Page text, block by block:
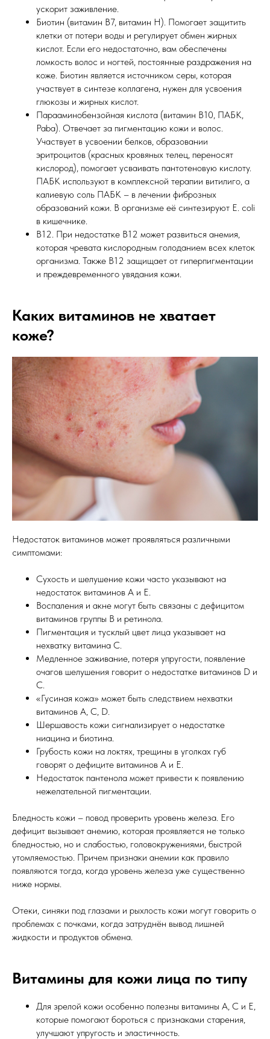
ускорит заживление.
Биотин (витамин В7, витамин Н). Помогает защитить
клетки от потери воды и регулирует обмен жирных
кислот. Если его недостаточно, вам обеспечены
ломкость волос и ногтей, постоянные раздражения на
коже. Биотин является источником серы, которая
участвует в синтезе коллагена, нужен для усвоения
глюкозы и жирных кислот.
Парааминобензойная кислота (витамин В10, ПАБК,
Paba). Отвечает за пигментацию кожи и волос.
Участвует в усвоении белков, образовании
эритроцитов (красных кровяных телец, переносят
кислород), помогает усваивать пантотеновую кислоту.
ПАБК используют в комплексной терапии витилиго, а
калиевую соль ПАБК – в лечении фиброзных
образований кожи. В организме её синтезируют E. coli
в кишечнике.
В12. При недостатке В12 может развиться анемия,
которая чревата кислородным голоданием всех клеток
организма. Также В12 защищает от гиперпигментации
и преждевременного увядания кожи.
Каких витаминов не хватает
коже?
Недостаток витаминов может проявляться различными
симптомами:
Сухость и шелушение кожи часто указывают на
недостаток витаминов A и E.
Воспаления и акне могут быть связаны с дефицитом
витаминов группы B и ретинола.
Пигментация и тусклый цвет лица указывает на
нехватку витамина C.
Медленное заживание, потеря упругости, появление
очагов шелушения говорит о недостатке витаминов D и
С.
«Гусиная кожа» может быть следствием нехватки
витаминов А, С, D.
Шершавость кожи сигнализирует о недостатке
ниацина и биотина.
Грубость кожи на локтях, трещины в уголках губ
говорят о дефиците витаминов А и Е.
Недостаток пантенола может привести к появлению
нежелательной пигментации.
Бледность кожи – повод проверить уровень железа. Его
дефицит вызывает анемию, которая проявляется не только
бледностью, но и слабостью, головокружениями, быстрой
утомляемостью. Причем признаки анемии как правило
появляются тогда, когда уровень железа уже существенно
ниже нормы.
Отеки, синяки под глазами и рыхлость кожи могут говорить о
проблемах с почками, когда затруднён вывод лишней
жидкости и продуктов обмена.
Витамины для кожи лица по типу
Для зрелой кожи особенно полезны витамины A, C и E,
которые помогают бороться с признаками старения,
улучшают упругость и эластичность.